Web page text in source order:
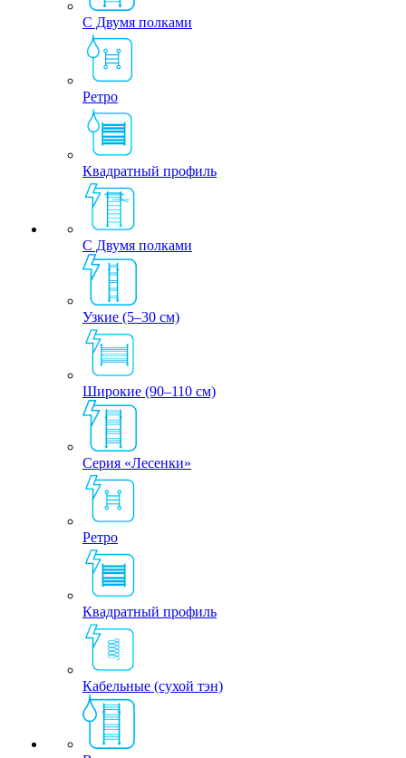
С Двумя полками
Ретро
Квадратный профиль
С Двумя полками
Узкие (5–30 см)
Широкие (90–110 см)
Серия «Лесенки»
Ретро
Квадратный профиль
Кабельные (сухой тэн)